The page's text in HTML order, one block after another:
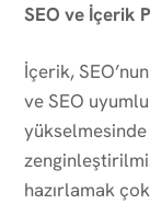
SEO ve İçerik
İçerik,
ve SEO
hazırlamak